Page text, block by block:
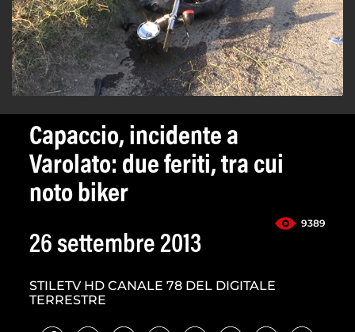
Capaccio, incidente a
Varolato: due feriti, tra cui
noto biker
9389
26 settembre 2013
STILETV HD CANALE 78 DEL DIGITALE
TERRESTRE